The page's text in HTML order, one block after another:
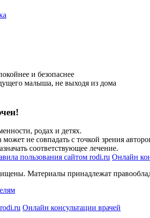
и безопаснее
малыша, не выходя из дома
родах и детях.
не совпадать с точкой зрения
соответствующее лечение.
пользования сайтом rodi.ru Онлайн
Материалы принадлежат
Онлайн консультации врачей